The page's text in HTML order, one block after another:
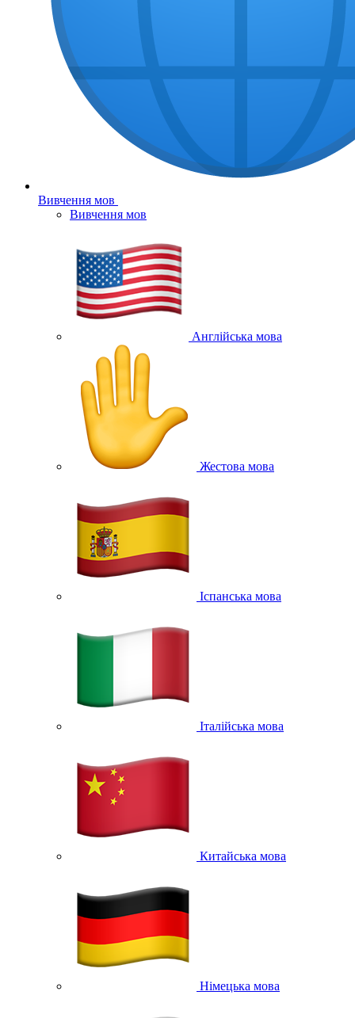
Вивчення мов
Вивчення мов
Англійська мова
Жестова мова
Іспанська мова
Італійська мова
Китайська мова
Німецька мова